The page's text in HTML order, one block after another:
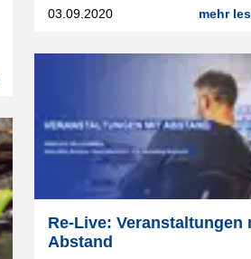
03.09.2020 mehr
Re-Live: Veranstaltungen
Abstand